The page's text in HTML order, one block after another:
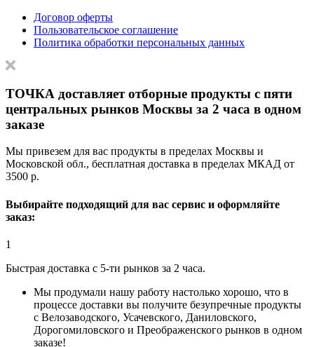
Договор оферты
Пользовательское соглашение
Политика обработки персональных данных
ТОЧКА доставляет отборные продукты с пяти
центральных рынков Москвы за 2 часа в одном
заказе
Мы привезем для вас продукты в пределах Москвы и
Московской обл., бесплатная доставка в пределах МКАД от
3500 р.
Выбирайте подходящий для вас сервис и оформляйте
заказ:
1
Быстрая доставка с 5-ти рынков за 2 часа.
Мы продумали нашу работу настолько хорошо, что в
процессе доставки вы получите безупречные продукты
с Велозаводского, Усачевского, Даниловского,
Дорогомиловского и Преображенского рынков в одном
заказе!